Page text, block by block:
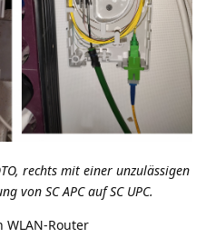
rechts mit einer unzulässigen
von SC APC auf SC UPC.
Router